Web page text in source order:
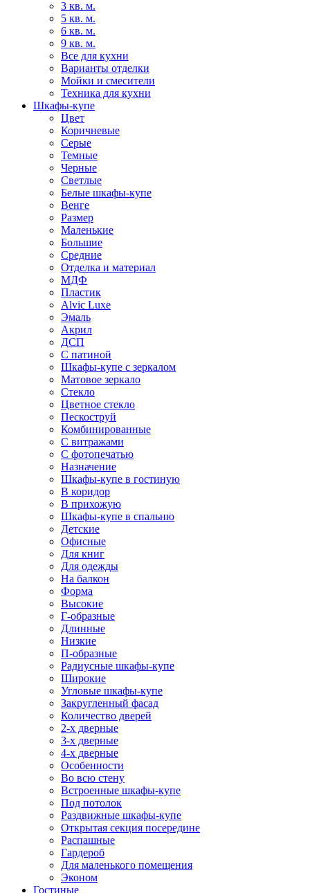
3 кв. м.
5 кв. м.
6 кв. м.
9 кв. м.
Все для кухни
Варианты отделки
Мойки и смесители
Техника для кухни
Шкафы-купе
Цвет
Коричневые
Серые
Темные
Черные
Светлые
Белые шкафы-купе
Венге
Размер
Маленькие
Большие
Средние
Отделка и материал
МДФ
Пластик
Alvic Luxe
Эмаль
Акрил
ДСП
С патиной
Шкафы-купе с зеркалом
Матовое зеркало
Стекло
Цветное стекло
Пескоструй
Комбинированные
С витражами
С фотопечатью
Назначение
Шкафы-купе в гостиную
В коридор
В прихожую
Шкафы-купе в спальню
Детские
Офисные
Для книг
Для одежды
На балкон
Форма
Высокие
Г-образные
Длинные
Низкие
П-образные
Радиусные шкафы-купе
Широкие
Угловые шкафы-купе
Закругленный фасад
Количество дверей
2-х дверные
3-х дверные
4-х дверные
Особенности
Во всю стену
Встроенные шкафы-купе
Под потолок
Раздвижные шкафы-купе
Открытая секция посередине
Распашные
Гардероб
Для маленького помещения
Эконом
Гостиные